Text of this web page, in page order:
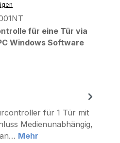
für eine Tür via
Windows Software
für 1 Tür mit
Medienunabhängig,
Mehr